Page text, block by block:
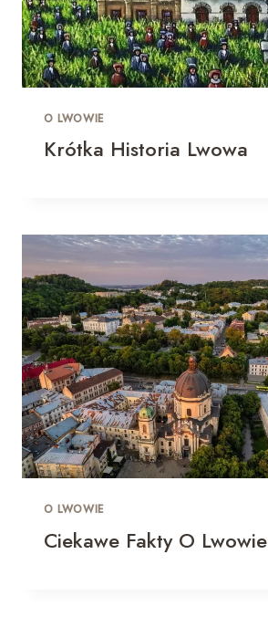
O LWOWIE
Krótka Historia Lwowa
O LWOWIE
Ciekawe Fakty O Lwowie